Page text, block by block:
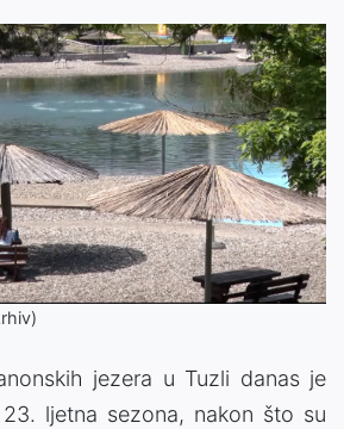
jezera u Tuzli danas je
ljetna sezona, nakon što su